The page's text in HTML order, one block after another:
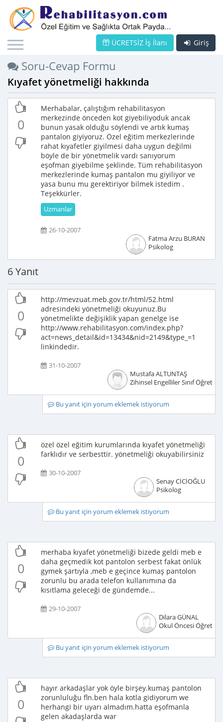
Giriş
ÜCRETSİZ İş İlanı
Soru-Cevap Formu
Kıyafet yönetmeliği hakkında
0
Merhabalar, çalıştığım rehabilitasyon
merkezinde önceden kot giyebiliyoduk ancak
bunun yasak olduğu söylendi ve artık kumaş
pantalon giyiyoruz. Özel eğitim merkezlerinde
rahat kıyafetler giyilmesi daha uygun değilmi
böyle de bir yönetmelik vardı sanıyorum
eşofman giyebilme şeklinde. Tüm rehabilitasyon
merkezlerinde kumaş pantalon mu giyiliyor ve
yasa bunu mu gerektiriyor bilmek istedim .
Teşekkürler.
Uzmanlar
26-10-2007
Fatma Arzu BURAN
Psikolog
6 Yanıt
0
http://mevzuat.meb.gov.tr/html/52.html
adresindeki yönetmeliği okuyunuz.Bu
yönetmelikte değişiklik yapan genelge ise
http://www.rehabilitasyon.com/index.php?
act=news_detail&id=13434&nid=2149&type_=1
linkindedir.
31-10-2007
Mustafa ALTUNTAŞ
Zihinsel Engelliler Sınıf
Bu yanıt için yorum eklemek istiyorum
0
özel özel eğitim kurumlarında kıyafet yönetmeliği
farklıdır ve serbesttir. yönetmeliği okuyabilirsiniz
30-10-2007
Senay CİCİOĞLU
Psikolog
Bu yanıt için yorum eklemek istiyorum
0
merhaba kıyafet yönetmeliği bizede geldi meb e
daha geçmedik kot pantolon serbest fakat önlük
gymek şartıyla ,meb e geçince kumaş pantolon
zorunlu bu arada telefon kullanımına da
kısıtlama geleceği de gündemde...
29-10-2007
Dilara GÜNAL
Okul Öncesi
Bu yanıt için yorum eklemek istiyorum
0
hayır arkadaşlar yok öyle birşey.kumaş pantolon
zorunluluğu fln.ben hala kotla gidiyorum we
herhangi bir uyarı almadım.hatta eşofmanla
gelen akadaşlarda war